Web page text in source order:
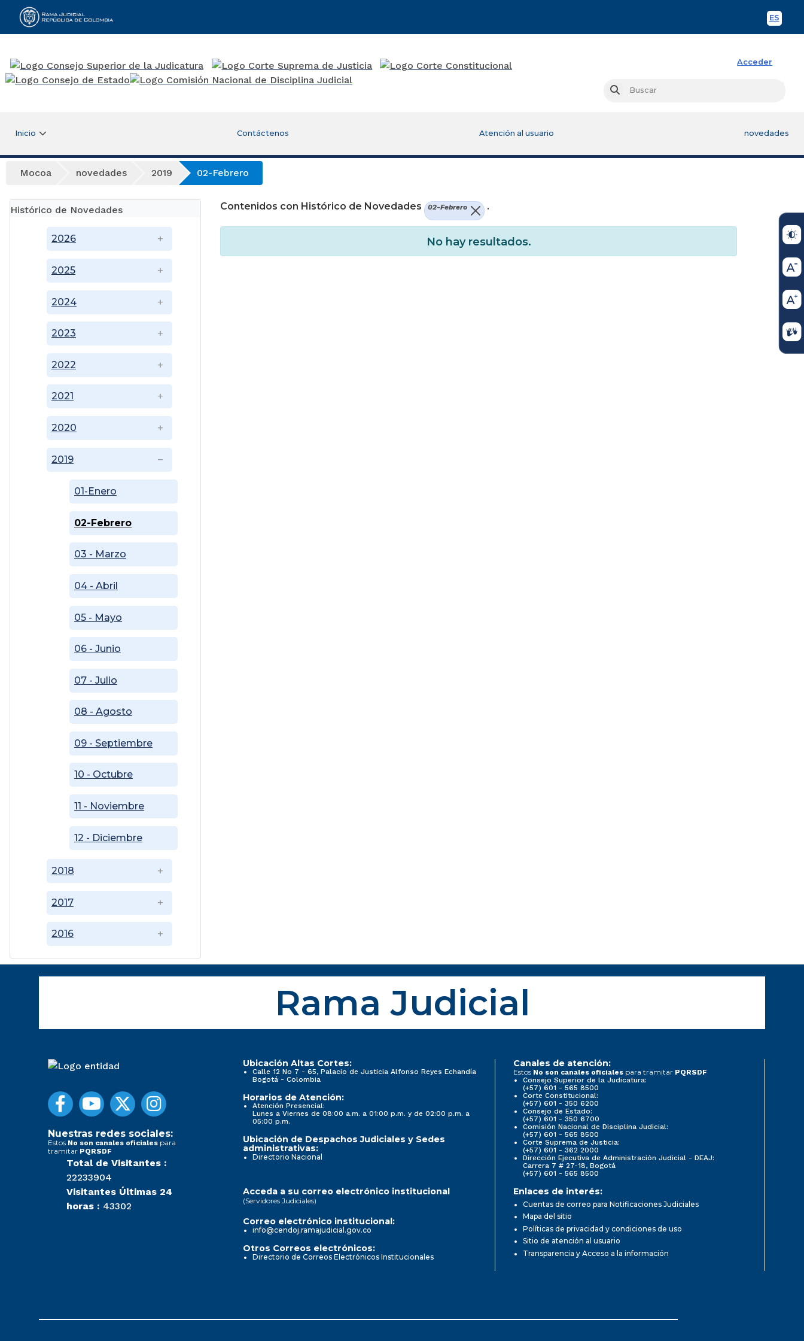
ES
Rama Judicial
Acceder
Buscar
Inicio Contáctenos Atención al usuario novedades
Mocoa novedades 2019 02-Febrero
Histórico de Novedades
2016
2017
2018
2019
01-Enero
02-Febrero
03 - Marzo
04 - Abril
05 - Mayo
06 - Junio
07 - Julio
08 - Agosto
09 - Septiembre
10 - Octubre
11 - Noviembre
12 - Diciembre
2020
2021
2022
2023
2024
2025
2026
Contenidos con Histórico de Novedades 02-Febrero .
No hay resultados.
Rama Judicial
Nuestras redes sociales:
Estos No son canales oficiales para
tramitar PQRSDF
Total de Visitantes :
22233904
Visitantes Últimas 24
horas : 43302
Ubicación Altas Cortes:
Calle 12 No 7 - 65, Palacio de Justicia Alfonso Reyes Echandía
Bogotá - Colombia
Horarios de Atención:
Atención Presencial:
Lunes a Viernes de 08:00 a.m. a 01:00 p.m. y de 02:00 p.m. a
05:00 p.m.
Ubicación de Despachos Judiciales y Sedes
administrativas:
Directorio Nacional
Canales de atención:
Estos No son canales oficiales para tramitar PQRSDF
Consejo Superior de la Judicatura:
(+57) 601 - 565 8500
Corte Constitucional:
(+57) 601 - 350 6200
Consejo de Estado:
(+57) 601 - 350 6700
Comisión Nacional de Disciplina Judicial:
(+57) 601 - 565 8500
Corte Suprema de Justicia:
(+57) 601 - 362 2000
Dirección Ejecutiva de Administración Judicial - DEAJ:
Carrera 7 # 27-18, Bogotá
(+57) 601 - 565 8500
Acceda a su correo electrónico institucional
(Servidores Judiciales)
Correo electrónico institucional:
info@cendoj.ramajudicial.gov.co
Otros Correos electrónicos:
Directorio de Correos Electrónicos Institucionales
Enlaces de interés:
Cuentas de correo para Notificaciones Judiciales
Mapa del sitio
Políticas de privacidad y condiciones de uso
Sitio de atención al usuario
Transparencia y Acceso a la información